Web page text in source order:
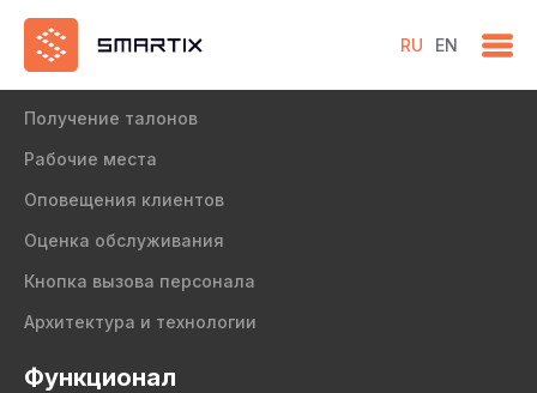
RU EN
Продукт
Получение талонов
Рабочие места
Оповещения клиентов
Оценка обслуживания
Кнопка вызова персонала
Архитектура и технологии
Функционал